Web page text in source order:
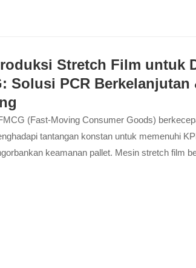
downgauging hingga 20%...
Stretch Film untuk
Solusi PCR Berkelanjutan
(Fast-Moving Consumer Goods)
tantangan konstan untuk memenuhi
keamanan pallet. Mesin stretch film